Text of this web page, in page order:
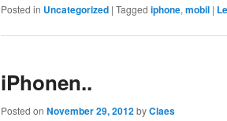
Posted in Uncategorized | Tagged iphone, mobil |
iPhonen..
Posted on November 29, 2012byClaes